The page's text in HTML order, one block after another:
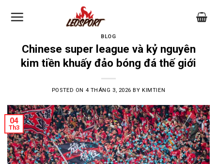
BLOG
Chinese super league và kỷ nguyên
kim tiền khuấy đảo bóng đá thế giới
POSTED ON 4 THÁNG 3, 2026 BYKIMTIEN
04
Th3